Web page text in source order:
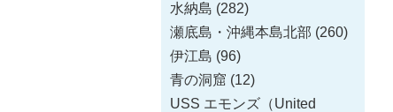
水納島 (282)
瀬底島・沖縄本島北部 (260)
伊江島 (96)
青の洞窟 (12)
USS エモンズ（United